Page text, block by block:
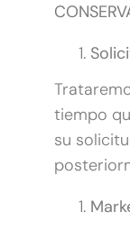
tiempo
su